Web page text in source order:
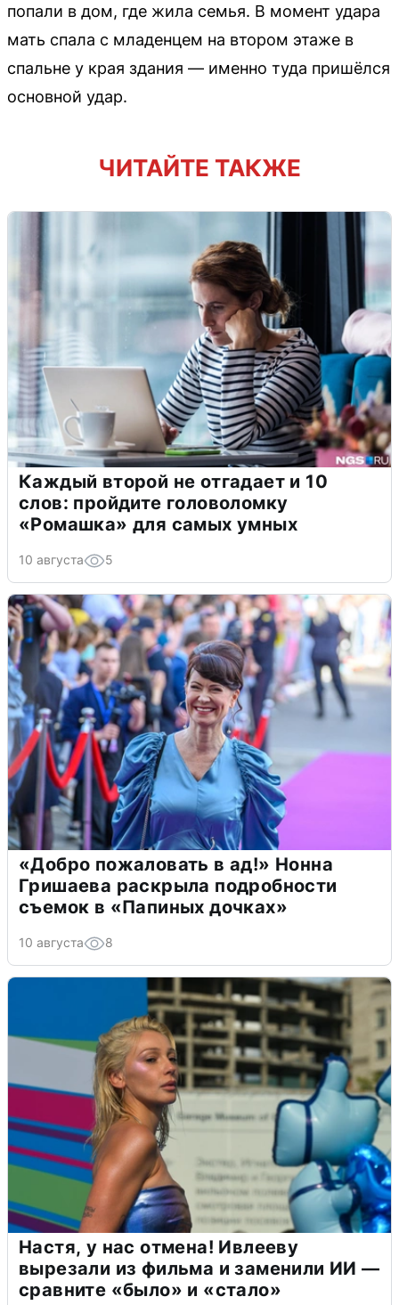
попали в дом, где жила семья. В момент удара
мать спала с младенцем на втором этаже в
спальне у края здания — именно туда пришёлся
основной удар.
ЧИТАЙТЕ ТАКЖЕ
Каждый второй не отгадает и 10
слов: пройдите головоломку
«Ромашка» для самых умных
10 августа 5
«Добро пожаловать в ад!» Нонна
Гришаева раскрыла подробности
съемок в «Папиных дочках»
10 августа 8
Настя, у нас отмена! Ивлееву
вырезали из фильма и заменили ИИ —
сравните «было» и «стало»